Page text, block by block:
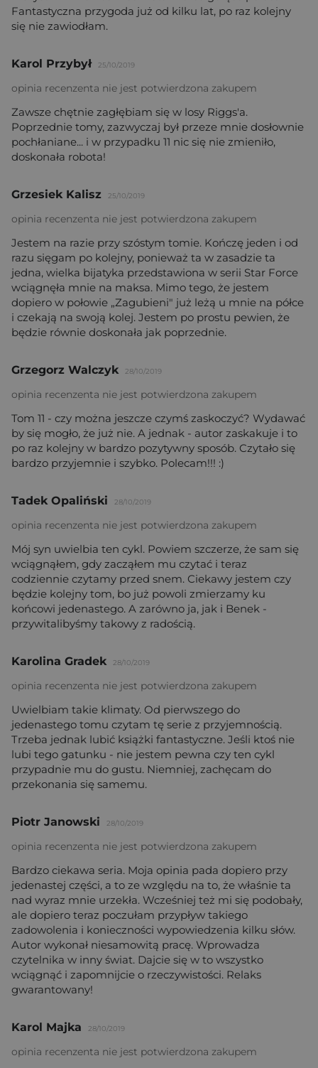
Fantastyczna przygoda już od kilku lat, po raz kolejny
się nie zawiodłam.
Karol Przybył 25/10/2019
opinia recenzenta nie jest potwierdzona zakupem
Zawsze chętnie zagłębiam się w losy Riggs'a.
Poprzednie tomy, zazwyczaj był przeze mnie dosłownie
pochłaniane... i w przypadku 11 nic się nie zmieniło,
doskonała robota!
Grzesiek Kalisz 25/10/2019
opinia recenzenta nie jest potwierdzona zakupem
Jestem na razie przy szóstym tomie. Kończę jeden i od
razu sięgam po kolejny, ponieważ ta w zasadzie ta
jedna, wielka bijatyka przedstawiona w serii Star Force
wciągnęła mnie na maksa. Mimo tego, że jestem
dopiero w połowie „Zagubieni" już leżą u mnie na półce
i czekają na swoją kolej. Jestem po prostu pewien, że
będzie równie doskonała jak poprzednie.
Grzegorz Walczyk 28/10/2019
opinia recenzenta nie jest potwierdzona zakupem
Tom 11 - czy można jeszcze czymś zaskoczyć? Wydawać
by się mogło, że już nie. A jednak - autor zaskakuje i to
po raz kolejny w bardzo pozytywny sposób. Czytało się
bardzo przyjemnie i szybko. Polecam!!! :)
Tadek Opaliński 28/10/2019
opinia recenzenta nie jest potwierdzona zakupem
Mój syn uwielbia ten cykl. Powiem szczerze, że sam się
wciągnąłem, gdy zacząłem mu czytać i teraz
codziennie czytamy przed snem. Ciekawy jestem czy
będzie kolejny tom, bo już powoli zmierzamy ku
końcowi jedenastego. A zarówno ja, jak i Benek -
przywitalibyśmy takowy z radością.
Karolina Gradek 28/10/2019
opinia recenzenta nie jest potwierdzona zakupem
Uwielbiam takie klimaty. Od pierwszego do
jedenastego tomu czytam tę serie z przyjemnością.
Trzeba jednak lubić książki fantastyczne. Jeśli ktoś nie
lubi tego gatunku - nie jestem pewna czy ten cykl
przypadnie mu do gustu. Niemniej, zachęcam do
przekonania się samemu.
Piotr Janowski 28/10/2019
opinia recenzenta nie jest potwierdzona zakupem
Bardzo ciekawa seria. Moja opinia pada dopiero przy
jedenastej części, a to ze względu na to, że właśnie ta
nad wyraz mnie urzekła. Wcześniej też mi się podobały,
ale dopiero teraz poczułam przypływ takiego
zadowolenia i konieczności wypowiedzenia kilku słów.
Autor wykonał niesamowitą pracę. Wprowadza
czytelnika w inny świat. Dajcie się w to wszystko
wciągnąć i zapomnijcie o rzeczywistości. Relaks
gwarantowany!
Karol Majka 28/10/2019
opinia recenzenta nie jest potwierdzona zakupem